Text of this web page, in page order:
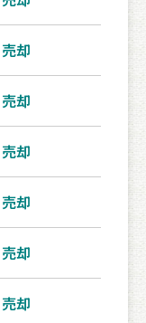
売却
売却
売却
売却
売却
売却